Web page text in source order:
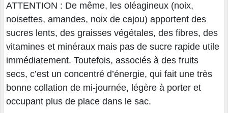
ATTENTION : De même, les oléagineux (noix,
noisettes, amandes, noix de cajou) apportent des
sucres lents, des graisses végétales, des fibres, des
vitamines et minéraux mais pas de sucre rapide utile
immédiatement. Toutefois, associés à des fruits
secs, c’est un concentré d’énergie, qui fait une très
bonne collation de mi-journée, légère à porter et
occupant plus de place dans le sac.